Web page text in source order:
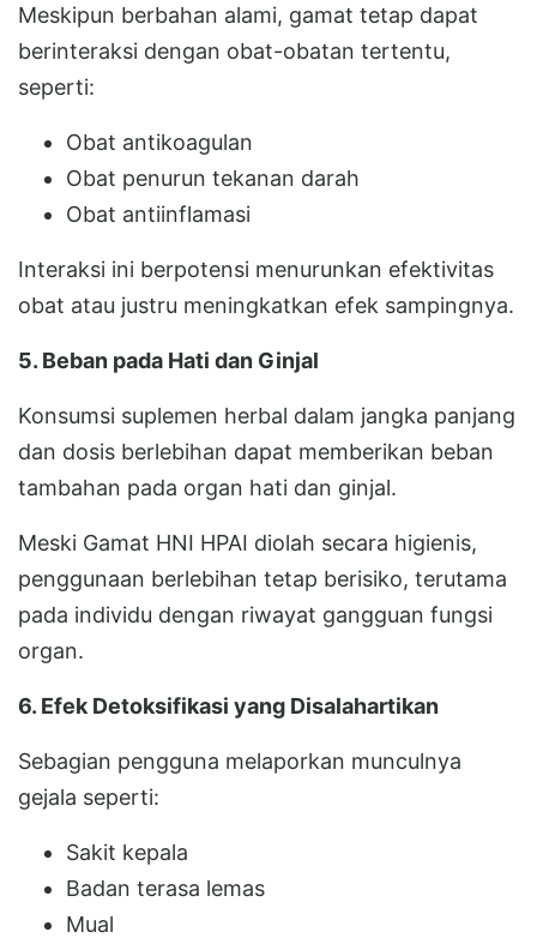
Meskipun berbahan alami, gamat tetap dapat
berinteraksi dengan obat-obatan tertentu,
seperti:
Obat antikoagulan
Obat penurun tekanan darah
Obat antiinflamasi
Interaksi ini berpotensi menurunkan efektivitas
obat atau justru meningkatkan efek sampingnya.
5. Beban pada Hati dan Ginjal
Konsumsi suplemen herbal dalam jangka panjang
dan dosis berlebihan dapat memberikan beban
tambahan pada organ hati dan ginjal.
Meski Gamat HNI HPAI diolah secara higienis,
penggunaan berlebihan tetap berisiko, terutama
pada individu dengan riwayat gangguan fungsi
organ.
6. Efek Detoksifikasi yang Disalahartikan
Sebagian pengguna melaporkan munculnya
gejala seperti:
Sakit kepala
Badan terasa lemas
Mual